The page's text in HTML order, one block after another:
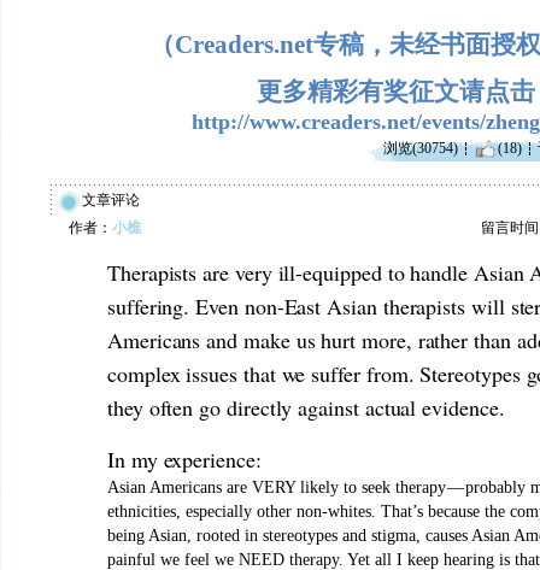
（Creaders.net专稿，未经书面授
更多精彩有奖征文请点
http://www.creaders.net/events/
浏览(30754) (18)
文章评论
作者： 小樵 留言时间
Therapists are very ill-equipped to handle Asian
suffering. Even non-East Asian therapists will
Americans and make us hurt more, rather than
complex issues that we suffer from. Stereotypes
they often go directly against actual evidence.
In my experience:
Asian Americans are VERY likely to seek therapy — probably
ethnicities, especially other non-whites. That’s because the
being Asian, rooted in stereotypes and stigma, causes Asian
painful we feel we NEED therapy. Yet all I keep hearing is